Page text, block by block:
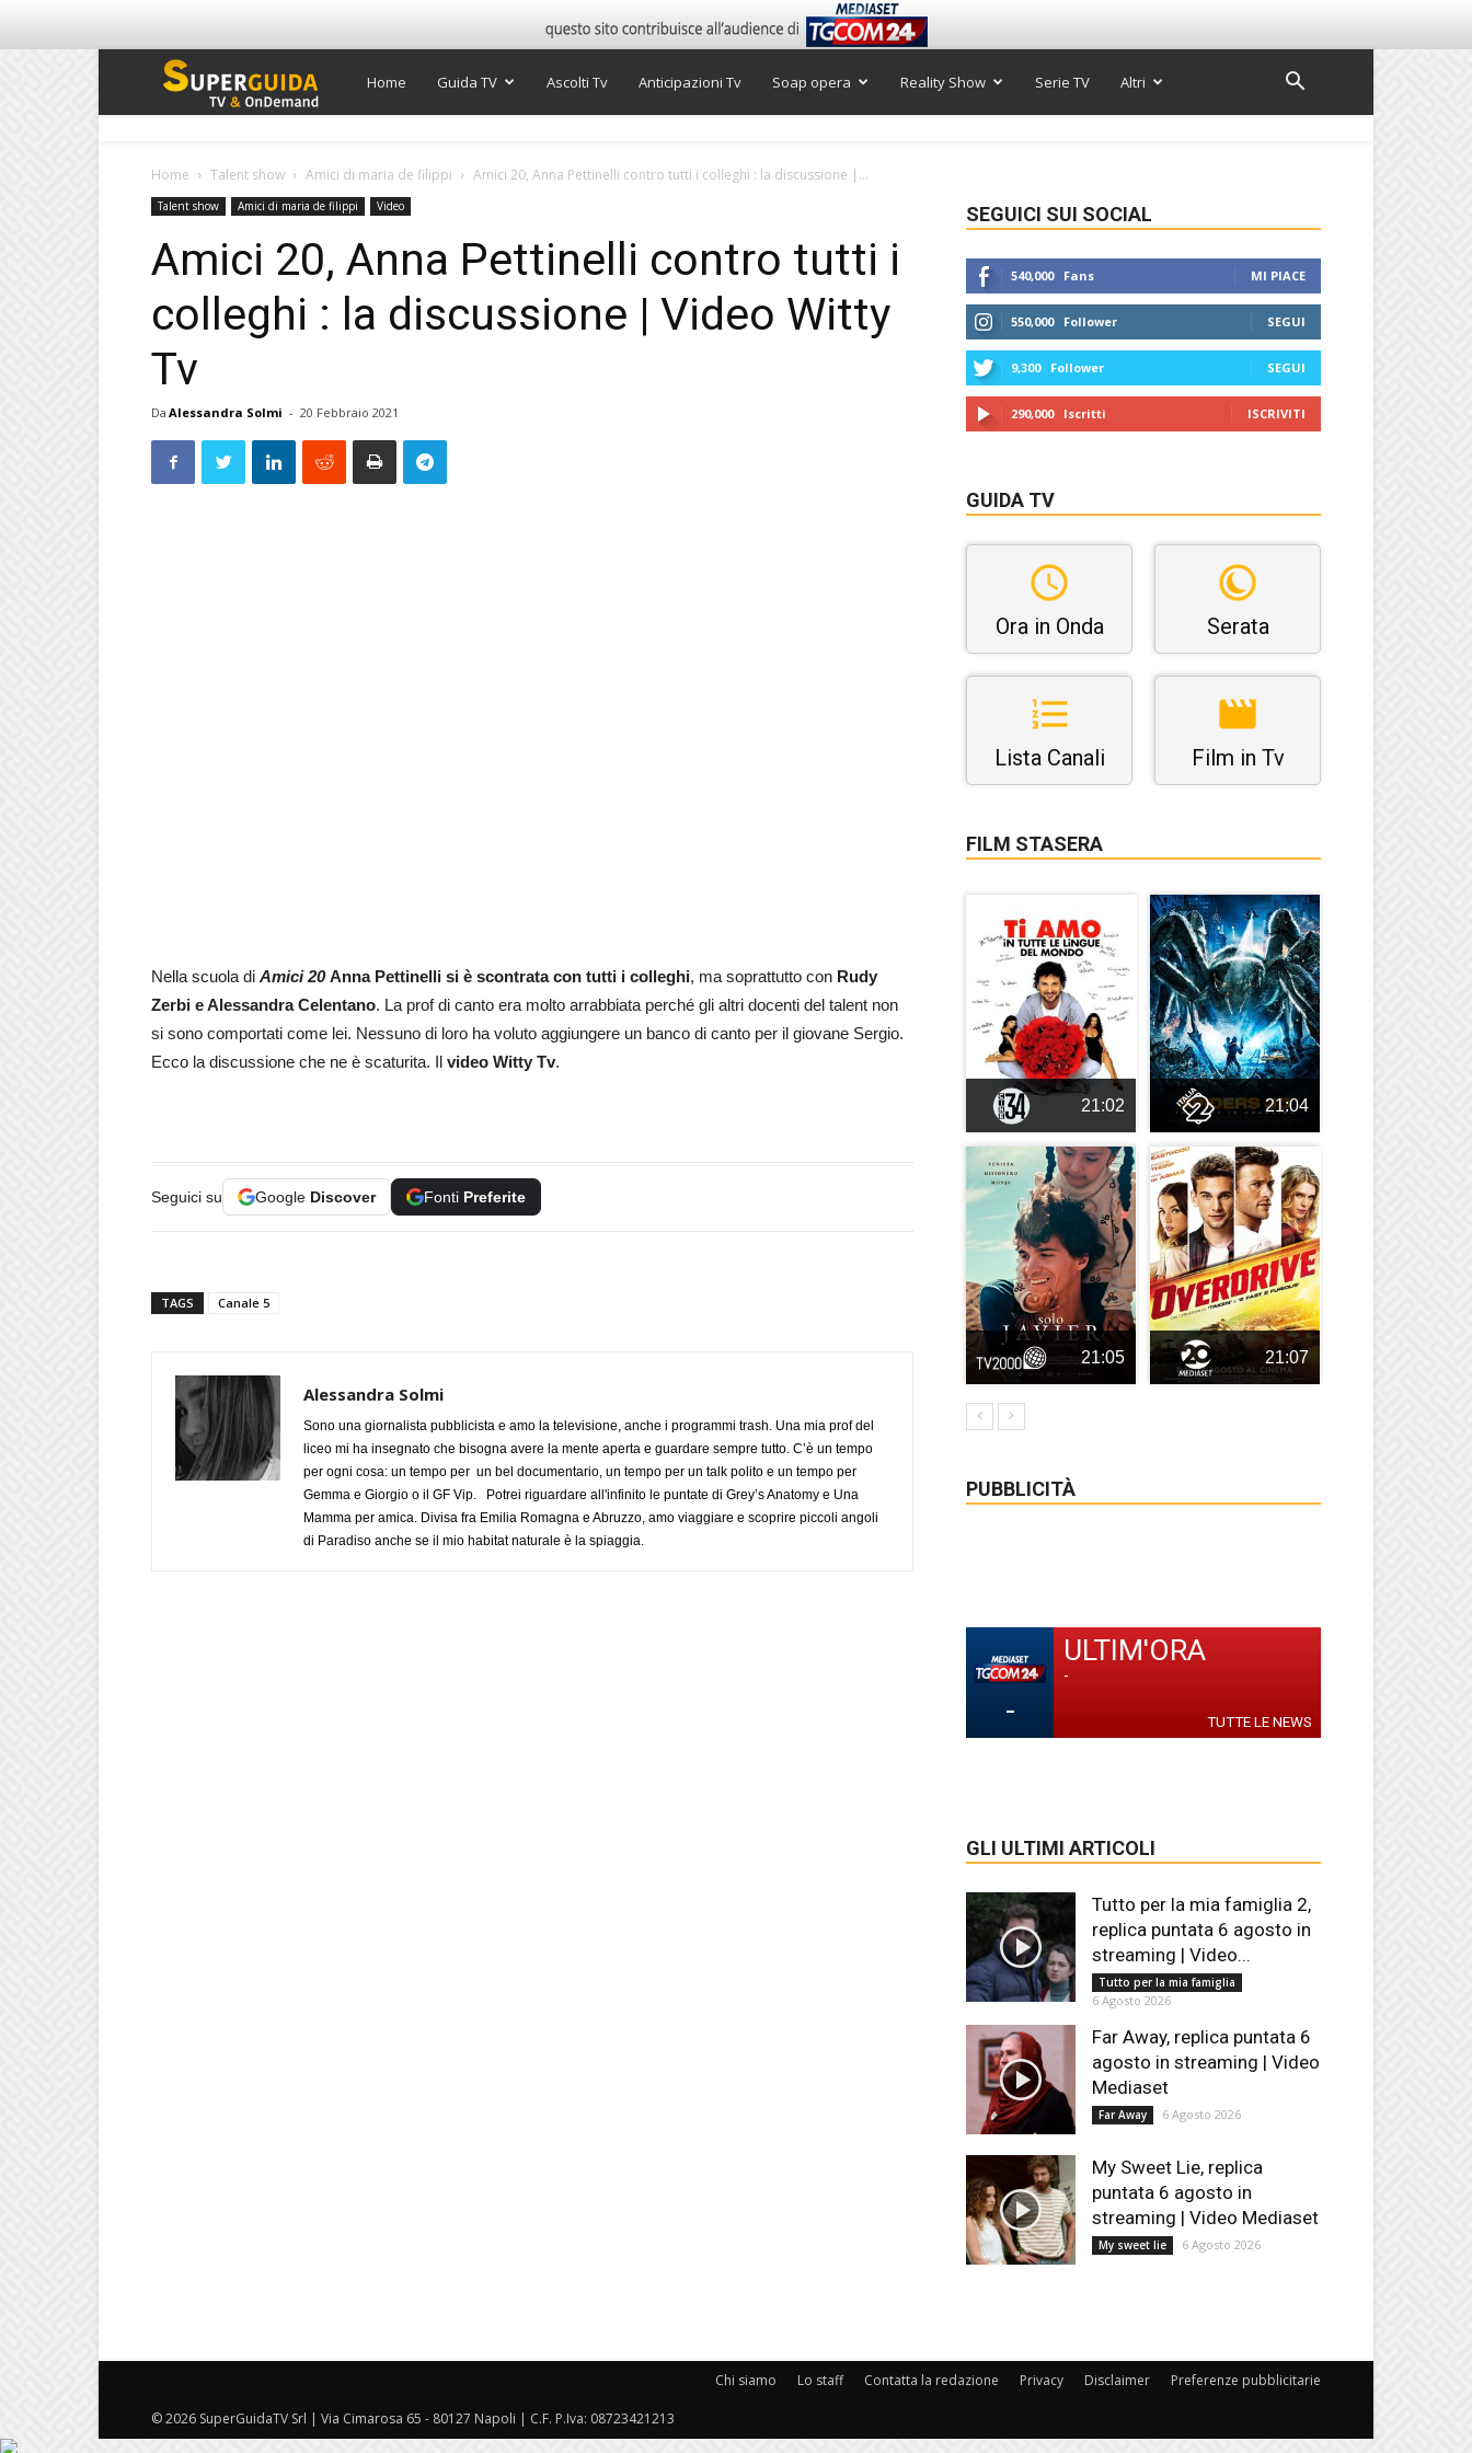
Super
TV
Home Guida TV Ascolti Tv Anticipazioni Tv Soap opera Reality Show Serie TV Altri
Home Talent show Amici di maria de filippi Amici 20, Anna Pettinelli contro tutti i colleghi : la discussione |...
Talent show Amici di maria de filippi Video
Amici 20, Anna Pettinelli contro tutti i
colleghi : la discussione | Video Witty
Tv
Da Alessandra Solmi - 20 Febbraio 2021
Nella scuola di Amici 20 Anna Pettinelli si è scontrata con tutti i colleghi, ma soprattutto con Rudy
Zerbi e Alessandra Celentano. La prof di canto era molto arrabbiata perché gli altri docenti del talent non
si sono comportati come lei. Nessuno di loro ha voluto aggiungere un banco di canto per il giovane Sergio.
Ecco la discussione che ne è scaturita. Il video Witty Tv.
Seguici su Google Discover Fonti Preferite
TAGS Canale 5
Alessandra Solmi
Sono una giornalista pubblicista e amo la televisione, anche i programmi trash. Una mia prof del
liceo mi ha insegnato che bisogna avere la mente aperta e guardare sempre tutto. C’è un tempo
per ogni cosa: un tempo per un bel documentario, un tempo per un talk polito e un tempo per
Gemma e Giorgio o il GF Vip. Potrei riguardare all'infinito le puntate di Grey’s Anatomy e Una
Mamma per amica. Divisa fra Emilia Romagna e Abruzzo, amo viaggiare e scoprire piccoli angoli
di Paradiso anche se il mio habitat naturale è la spiaggia.
SEGUICI SUI SOCIAL
540,000 Fans MI PIACE
550,000 Follower SEGUI
9,300 Follower SEGUI
290,000 Iscritti ISCRIVITI
GUIDA TV
Ora in Onda Serata
Lista Canali Film in Tv
FILM STASERA
21:02 21:04
21:05 21:07
PUBBLICITÀ
-
ULTIM'ORA
-
TUTTE LE NEWS
GLI ULTIMI ARTICOLI
Tutto per la mia famiglia 2,
replica puntata 6 agosto in
streaming | Video...
Tutto per la mia famiglia
6 Agosto 2026
Far Away, replica puntata 6
agosto in streaming | Video
Mediaset
Far Away 6 Agosto 2026
My Sweet Lie, replica
puntata 6 agosto in
streaming | Video Mediaset
My sweet lie 6 Agosto 2026
Chi siamo Lo staff Contatta la redazione Privacy Disclaimer Preferenze pubblicitarie
© 2026 SuperGuidaTV Srl | Via Cimarosa 65 - 80127 Napoli | C.F. P.Iva: 08723421213